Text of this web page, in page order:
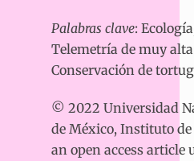
Palabras clave:
Telemetría de muy
Conservación de
© 2022 Universidad
de México, Instituto
an open access article